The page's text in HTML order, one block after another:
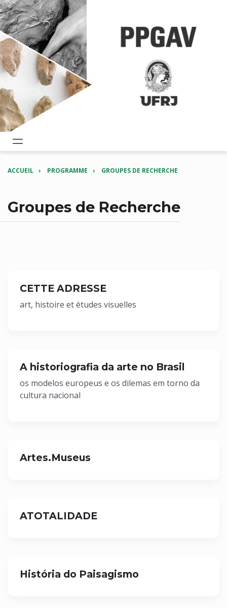
ACCUEIL PROGRAMME GROUPES DE RECHERCHE
Groupes de Recherche
CETTE ADRESSE
art, histoire et études visuelles
A historiografia da arte no Brasil
os modelos europeus e os dilemas em torno da
cultura nacional
Artes.Museus
ATOTALIDADE
História do Paisagismo